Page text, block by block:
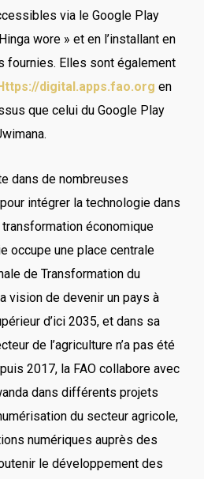
via le Google Play
wore » et en l’installant en
fournies. Elles sont également
digital.apps.fao.org en
que celui du Google Play
dans de nombreuses
intégrer la technologie dans
économique
occupe une place centrale
de Transformation du
vision de devenir un pays à
d’ici 2035, et dans sa
de l’agriculture n’a pas été
2017, la FAO collabore avec
dans différents projets
du secteur agricole,
numériques auprès des
le développement des